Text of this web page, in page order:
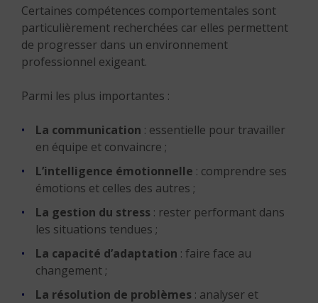
Certaines compétences comportementales sont
particulièrement recherchées car elles permettent
de progresser dans un environnement
professionnel exigeant.
Parmi les plus importantes :
La communication : essentielle pour travailler
en équipe et convaincre ;
L’intelligence émotionnelle : comprendre ses
émotions et celles des autres ;
La gestion du stress : rester performant dans
les situations tendues ;
La capacité d’adaptation : faire face au
changement ;
La résolution de problèmes : analyser et